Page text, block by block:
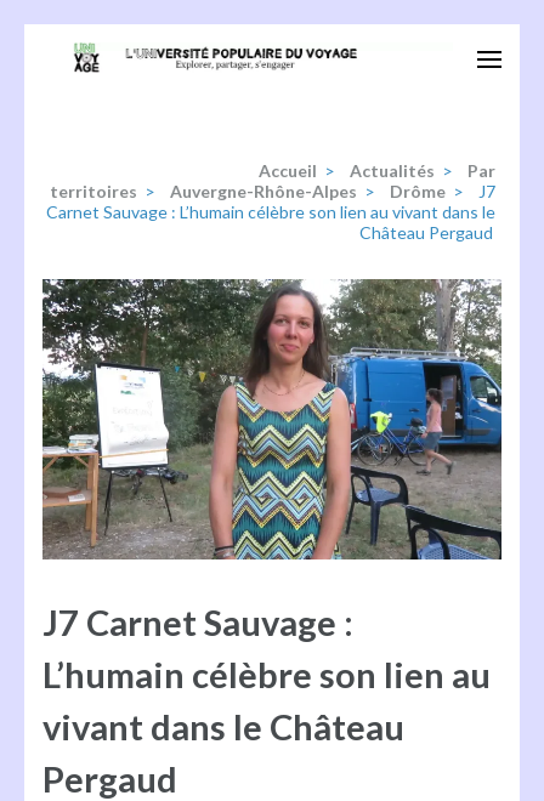
Accueil > Actualités >
Par
territoires > Auvergne-Rhône-Alpes > Drôme >
J7
Carnet Sauvage : L’humain célèbre son lien au vivant dans le
Château Pergaud
J7 Carnet Sauvage :
L’humain célèbre son lien au
vivant dans le Château
Pergaud